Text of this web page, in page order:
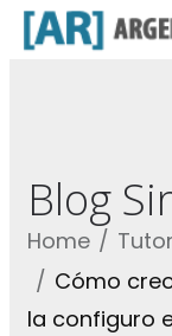
Blog
Home
Cómo
la configuro